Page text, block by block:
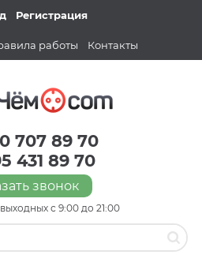
Регистрация
работы Контакты
707 89 70
431 89 70
звонок
с 9:00 до 21:00